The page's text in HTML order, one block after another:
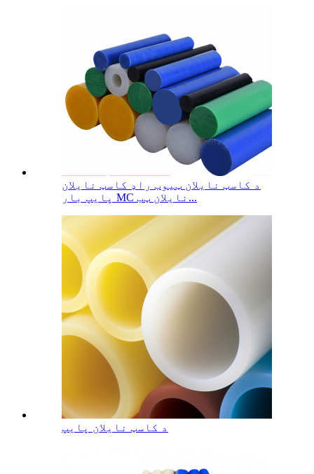
د کاسټ نایلان ټیوب راډ کاسټ نایلان
پایپ بار MC نایلان ټب...
د کاسټ نایلان پایپ